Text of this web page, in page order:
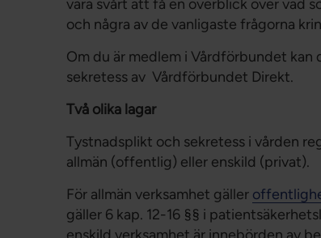
vara svårt att få en överblick över vad
och några av de vanligaste frågorna
Om du är medlem i Vårdförbundet
sekretess av Vårdförbundet Direkt.
Två olika lagar
Tystnadsplikt och sekretess i vården
allmän (offentlig) eller enskild (privat).
För allmän verksamhet gäller
gäller 6 kap. 12-16 §§ i
enskild verksamhet är innebörden av